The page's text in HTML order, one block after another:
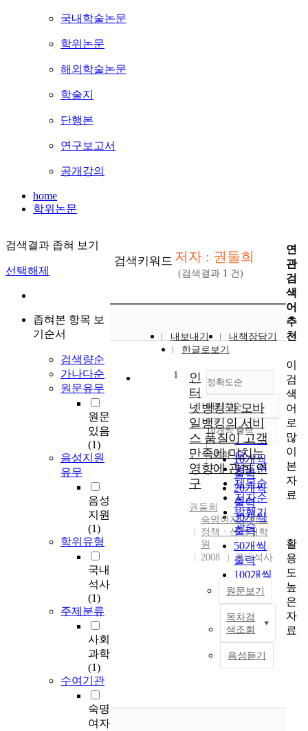
국내학술논문
학위논문
해외학술논문
학술지
단행본
연구보고서
공개강의
home
학위논문
검색결과 좁혀 보기
선택해제
좁혀본 항목 보
기순서
검색량순
가나다순
원문유무
원문
있음
(1)
음성지원
유무
음성
지원
(1)
학위유형
국내
석사
(1)
주제분류
사회
과학
(1)
수여기관
숙명
여자
검색키워드 저자 : 권둘희
(검색결과 1 건)
내보내기
내책장담기
한글로보기
정확도순
정확도
순
인기도
순
연도순
제목순
저자순
발행기
관순
내림차순
내림차순
10개씩 출력
10개씩
출력
20개씩
출력
30개씩
출력
50개씩
출력
100개씩
출력
조회
1
인
터
넷뱅킹과 모바
일뱅킹의 서비
스 품질이 고객
만족에 미치는
영향에 관한 연
구
권둘희
숙명여자대학교
정책ㆍ산업대학
원
2008
국내석사
원문보기
목차검
색조회
음성듣기
연
관
검
색
어
추
천
이
검
색
어
로
많
이
본
자
료
활
용
도
높
은
자
료